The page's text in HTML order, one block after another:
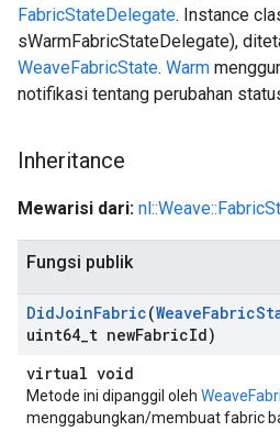
FabricStateDelegate. Instance
sWarmFabricStateDelegate),
WeaveFabricState. Warm
notifikasi tentang perubahan
Inheritance
Mewarisi dari:
Fungsi publik
DidJoinFabric(WeaveFabric
uint64 t newFabricId)
virtual void
Metode ini dipanggil oleh
menggabungkan/membuat fabric